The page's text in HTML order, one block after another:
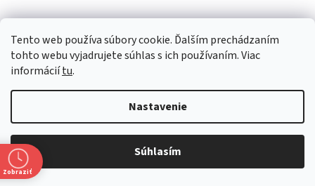
Tento web používa súbory cookie. Ďalším prechádzaním
tohto webu vyjadrujete súhlas s ich používaním. Viac
informáciítu.
Nastavenie
Súhlasím
Zobraziť